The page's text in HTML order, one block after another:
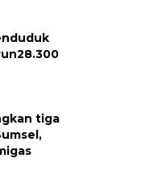
tiga